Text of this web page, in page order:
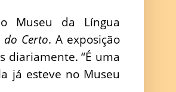
Museu da Língua
Certo. A exposição
diariamente. “É uma
já esteve no Museu